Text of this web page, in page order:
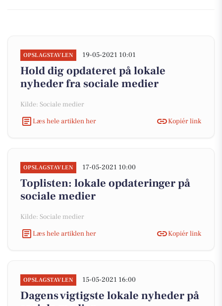
OPSLAGSTAVLEN 19-05-2021 10:01
Hold dig opdateret på lokale
nyheder fra sociale medier
Kilde: Sociale medier
Læs hele artiklen her
Kopiér link
OPSLAGSTAVLEN 17-05-2021 10:00
Toplisten: lokale opdateringer på
sociale medier
Kilde: Sociale medier
Læs hele artiklen her
Kopiér link
OPSLAGSTAVLEN 15-05-2021 16:00
Dagens vigtigste lokale nyheder på